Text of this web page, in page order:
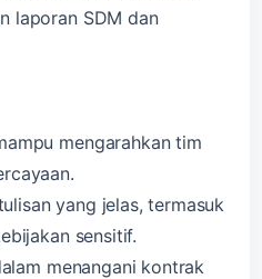
laporan SDM dan
mengarahkan tim
yang jelas, termasuk
sensitif.
menangani kontrak